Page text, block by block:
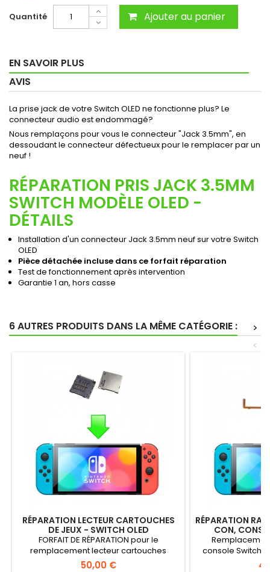
Quantité Ajouter au panier
EN SAVOIR PLUS
AVIS
La prise jack de votre Switch OLED ne fonctionne plus? Le
connecteur audio est endommagé?
Nous remplaçons pour vous le connecteur "Jack 3.5mm", en
dessoudant le connecteur défectueux pour le remplacer par un
neuf !
RÉPARATION PRIS JACK 3.5MM
SWITCH MODÈLE OLED -
DÉTAILS
Installation d'un connecteur Jack 3.5mm neuf sur votre Switch
OLED
Pièce détachée incluse dans ce forfait réparation
Test de fonctionnement après intervention
Garantie 1 an, hors casse
6 AUTRES PRODUITS DANS LA MÊME CATÉGORIE :
>
<
RÉPARATION LECTEUR CARTOUCHES
DE JEUX - SWITCH OLED
FORFAIT DE RÉPARATION pour le
remplacement lecteur cartouches
(cartes) de...
50,00 €
RÉPARATION
CON,
console Switch